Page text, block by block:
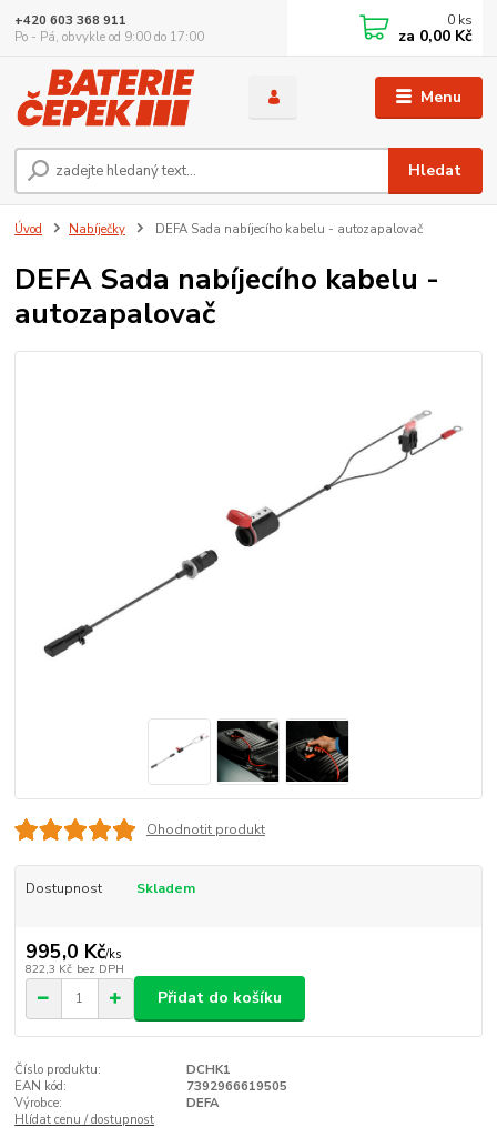
Menu
Hledat
+420 603 368 911
Po - Pá, obvykle od 9:00 do 17:00
0 ks
za 0,00 Kč
Úvod Nabíječky DEFA Sada nabíjecího kabelu - autozapalovač
DEFA Sada nabíjecího kabelu -
autozapalovač
Ohodnotit produkt
Dostupnost Skladem
995,0 Kč/ks
822,3 Kč bez DPH
Přidat do košíku
Číslo produktu:
DCHK1
EAN kód:
7392966619505
Výrobce:
DEFA
Hlídat cenu / dostupnost